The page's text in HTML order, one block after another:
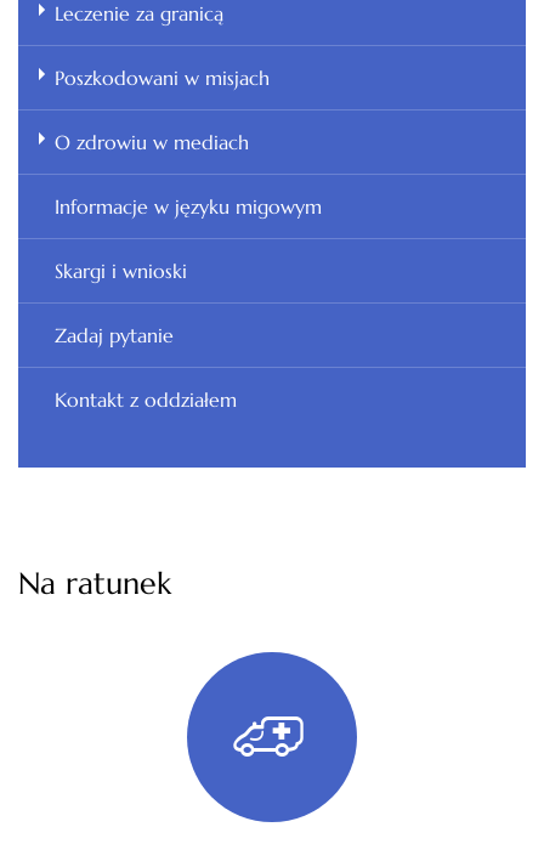
Leczenie za granicą
Poszkodowani w misjach
O zdrowiu w mediach
Informacje w języku migowym
Skargi i wnioski
Zadaj pytanie
Kontakt z oddziałem
Na ratunek